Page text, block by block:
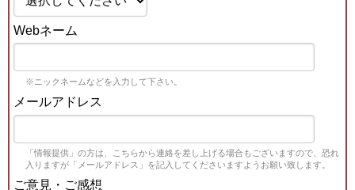
Webネーム
※ニックネームなどを入力して下さい。
メールアドレス
「情報提供」の方は、こちらから連絡を差し上げる場合もございますので、恐れ
入りますが「メールアドレス」を記入してくださいますようお願い致します。
ご意見・ご感想